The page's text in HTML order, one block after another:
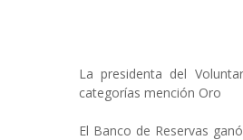
La presidenta del
categorías mención Oro
El Banco de Reservas